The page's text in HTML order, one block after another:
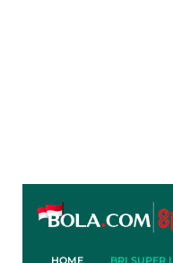
HOME BRI SUPER